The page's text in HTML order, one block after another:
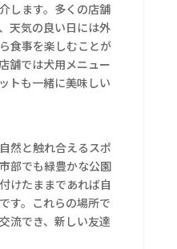
します。多くの店舗
天気の良い日には外
食事を楽しむことが
舗では犬用メニュー
トも一緒に美味しい
然と触れ合えるスポ
部でも緑豊かな公園
けたままであれば自
す。これらの場所で
流でき、新しい友達